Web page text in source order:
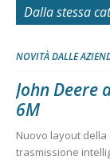
Dalla stessa
NOVITÀ DALLE
John Deere
6M
Nuovo layout
trasmissione